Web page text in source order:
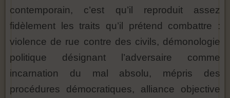
contemporain, c’est qu’il reproduit assez
fidèlement les traits qu’il prétend combattre :
violence de rue contre des civils, démonologie
politique désignant l’adversaire comme
incarnation du mal absolu, mépris des
procédures démocratiques, alliance objective